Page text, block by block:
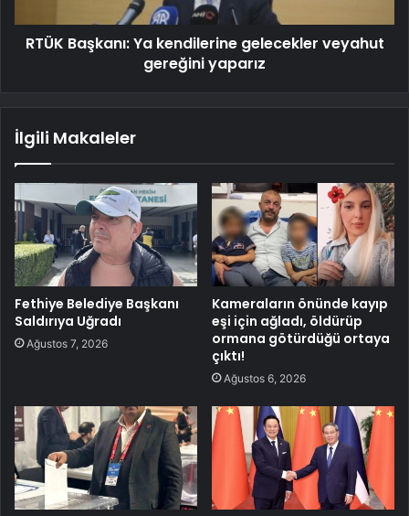
RTÜK Başkanı: Ya kendilerine gelecekler veyahut
gereğini yaparız
İlgili Makaleler
Fethiye Belediye Başkanı
Saldırıya Uğradı
Ağustos 7, 2026
Kameraların önünde kayıp
eşi için ağladı, öldürüp
ormana götürdüğü ortaya
çıktı!
Ağustos 6, 2026